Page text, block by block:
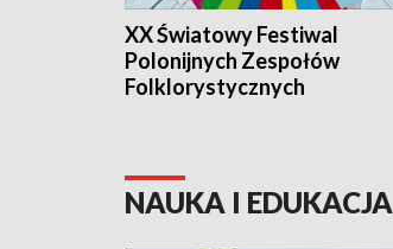
XX Światowy Festiwal
Polonijnych Zespołów
Folklorystycznych
NAUKA I EDUKACJA